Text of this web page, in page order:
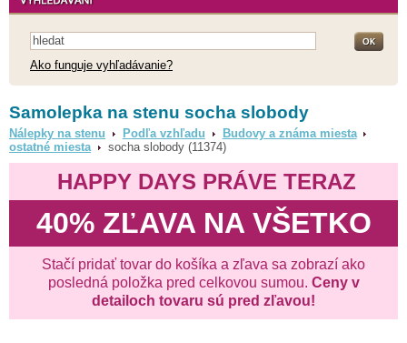
Ako funguje vyhľadávanie?
Samolepka na stenu socha slobody
Nálepky na stenu Podľa vzhľadu
Budovy a známa miesta
ostatné miesta
socha slobody (11374)
HAPPY DAYS PRÁVE TERAZ
40% ZĽAVA NA VŠETKO
Stačí pridať tovar do košíka a zľava sa zobrazí ako
posledná položka pred celkovou sumou. Ceny v
detailoch tovaru sú pred zľavou!